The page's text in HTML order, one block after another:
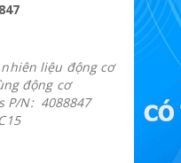
nhiên liệu động cơ
động cơ
P/N: 4088847